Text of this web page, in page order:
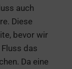
auch
Diese
bevor wir
das
Da eine